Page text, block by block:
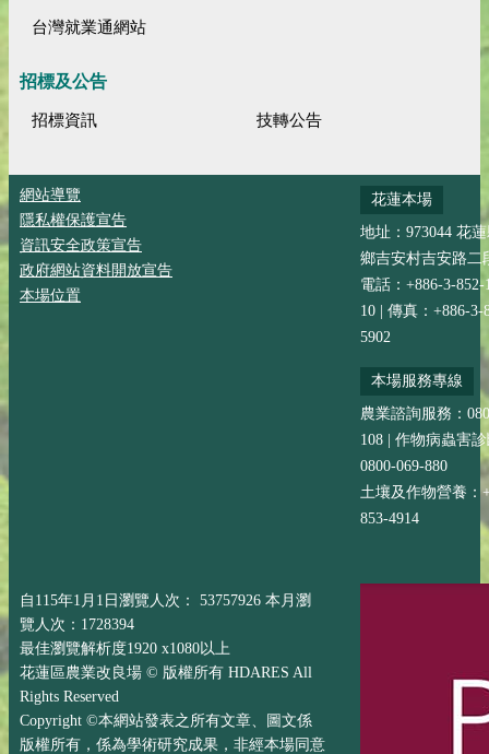
台灣就業通網站
招標及公告
招標資訊 技轉公告
網站導覽
隱私權保護宣告
資訊安全政策宣告
政府網站資料開放宣告
本場位置
花蓮本場
地址：973044 花
鄉吉安村吉安路二
電話：+886-3-852-
10 | 傳真：+886-3-
5902
本場服務專線
農業諮詢服務：
108 | 作物病蟲害
0800-069-880
土壤及作物營養：
853-4914
自115年1月1日瀏覽人次： 53757926 本月瀏
覽人次：1728394
最佳瀏覽解析度1920 x1080以上
花蓮區農業改良場 © 版權所有 HDARES All
Rights Reserved
Copyright ©本網站發表之所有文章、圖文係
版權所有，係為學術研究成果，非經本場同意